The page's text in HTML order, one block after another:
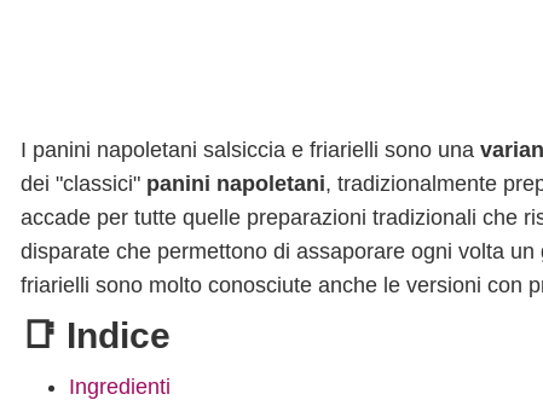
I panini napoletani salsiccia e friarielli sono una
dei "classici" panini napoletani, tradizionalmente
accade per tutte quelle preparazioni tradizionali che
disparate che permettono di assaporare ogni volta
friarielli sono molto conosciute anche le versioni con
📑 Indice
Ingredienti